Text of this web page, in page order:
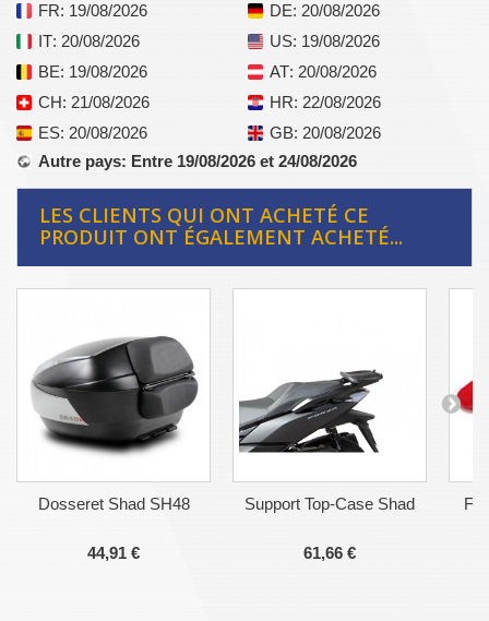
FR: 19/08/2026 DE: 20/08/2026
IT: 20/08/2026 US: 19/08/2026
BE: 19/08/2026 AT: 20/08/2026
CH: 21/08/2026 HR: 22/08/2026
ES: 20/08/2026 GB: 20/08/2026
Autre pays: Entre 19/08/2026 et 24/08/2026
LES CLIENTS QUI ONT ACHETÉ CE
PRODUIT ONT ÉGALEMENT ACHETÉ...
Dosseret Shad SH48
44,91 €
Support Top-Case Shad
61,66 €